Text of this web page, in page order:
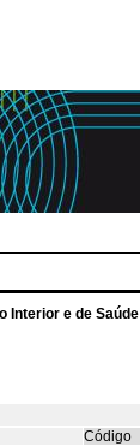
Interior e de Saúde
Código